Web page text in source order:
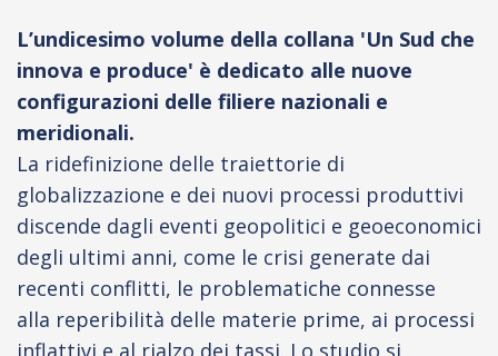
L’undicesimo volume della collana 'Un Sud che
innova e produce' è dedicato alle nuove
configurazioni delle filiere nazionali e
meridionali.
La ridefinizione delle traiettorie di
globalizzazione e dei nuovi processi produttivi
discende dagli eventi geopolitici e geoeconomici
degli ultimi anni, come le crisi generate dai
recenti conflitti, le problematiche connesse
alla reperibilità delle materie prime, ai processi
inflattivi e al rialzo dei tassi. Lo studio si